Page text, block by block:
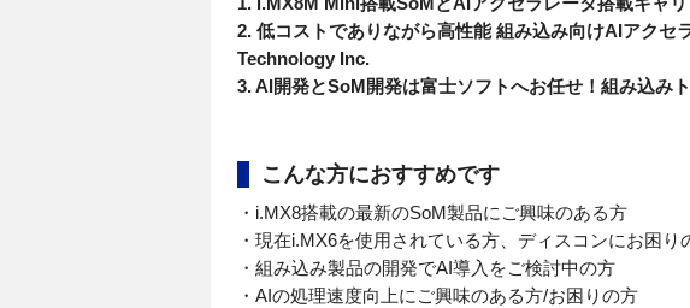
1. i.MX8M Mini搭載SoMとAIアクセラレータ搭載キャ
2. 低コストでありながら高性能 組み込み向けAIアクセ
Technology Inc.
3. AI開発とSoM開発は富士ソフトへお任せ！組み込み
こんな方におすすめです
・i.MX8搭載の最新のSoM製品にご興味のある方
・現在i.MX6を使用されている方、ディスコンにお困り
・組み込み製品の開発でAI導入をご検討中の方
・AIの処理速度向上にご興味のある方/お困りの方